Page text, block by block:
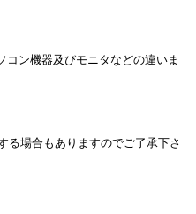
コン機器及びモニタなどの違いま
合もありますのでご了承下さ